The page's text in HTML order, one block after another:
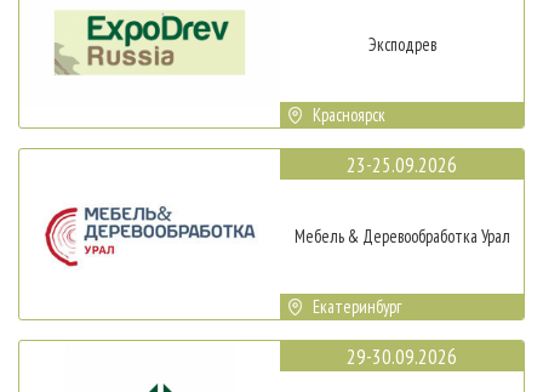
Эксподрев
Красноярск
23-25.09.2026
Мебель & Деревообработка Урал
Екатеринбург
29-30.09.2026